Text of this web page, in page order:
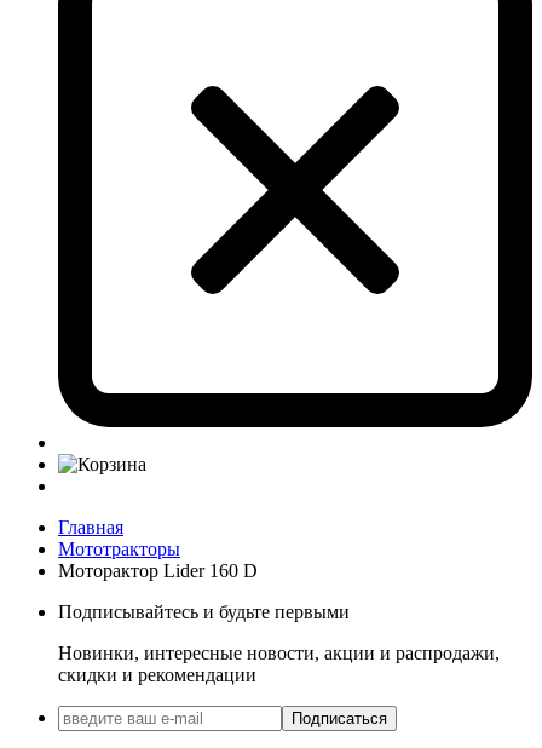
Главная
Мототракторы
Моторактор Lider 160 D
Подписывайтесь и будьте первыми
Новинки, интересные новости, акции и распродажи,
скидки и рекомендации
Подписаться